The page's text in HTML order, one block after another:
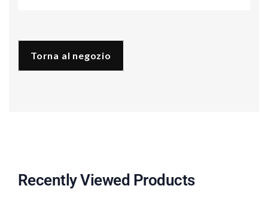
Donna
quantità
Torna al negozio
Recently Viewed Products